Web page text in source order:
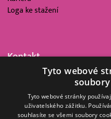
Loga ke stažení
Kontakt
Barrandov Televizní Studio,
Kříženeckého nám. 322
152 00 Praha 5
Tyto webové
Tyto webové stránky
uživatelského zážitku.
souhlasíte se všemi soubory